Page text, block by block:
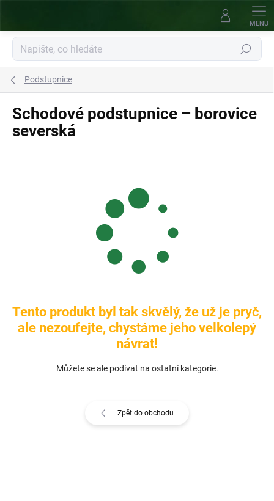
Hledat
Podstupnice
Schodové podstupnice – borovice
severská
Tento produkt byl tak skvělý, že už je pryč,
ale nezoufejte, chystáme jeho velkolepý
návrat!
Můžete se ale podívat na ostatní kategorie.
Zpět do obchodu